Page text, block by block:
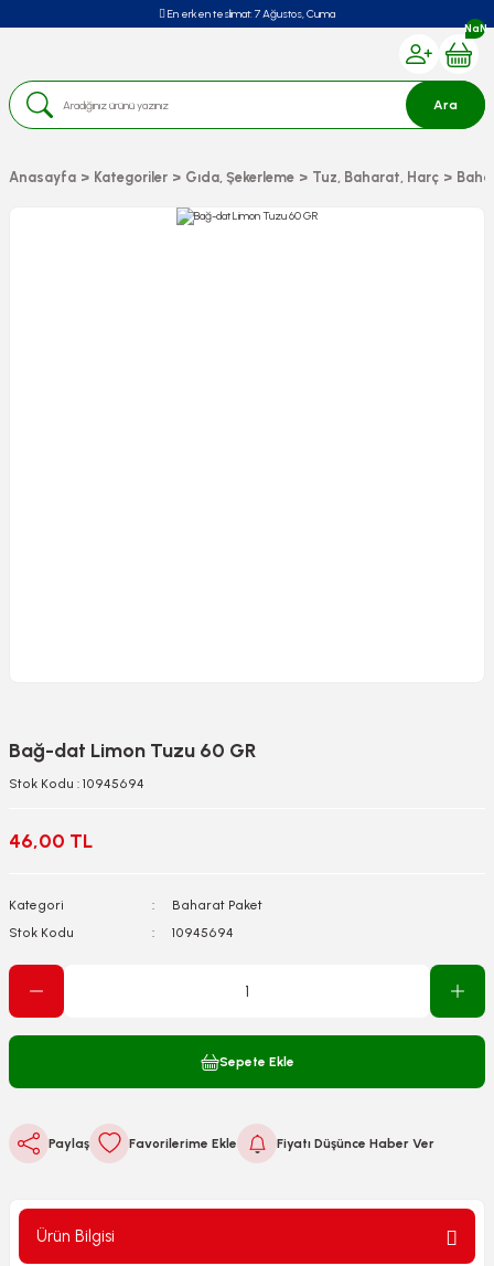
En erken teslimat: 7 Ağustos, Cuma
Ara
NaN
Anasayfa Kategoriler Gıda, Şekerleme Tuz, Baharat, Harç
Bağ-dat Limon Tuzu 60 GR
Stok Kodu : 10945694
46,00 TL
Kategori
Baharat Paket
Stok Kodu
10945694
Sepete Ekle
Paylaş Fiyatı Düşünce Haber Ver
Ürün Bilgisi